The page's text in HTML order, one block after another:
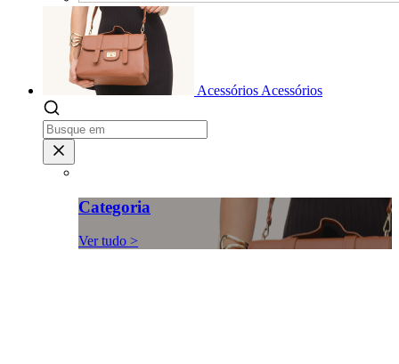
Acessórios Acessórios
Categoria
Ver tudo >